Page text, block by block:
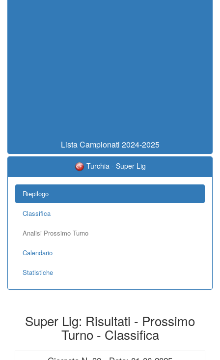
Lista Campionati 2024-2025
Turchia - Super Lig
Riepilogo
Classifica
Analisi Prossimo Turno
Calendario
Statistiche
Super Lig: Risultati - Prossimo
Turno - Classifica